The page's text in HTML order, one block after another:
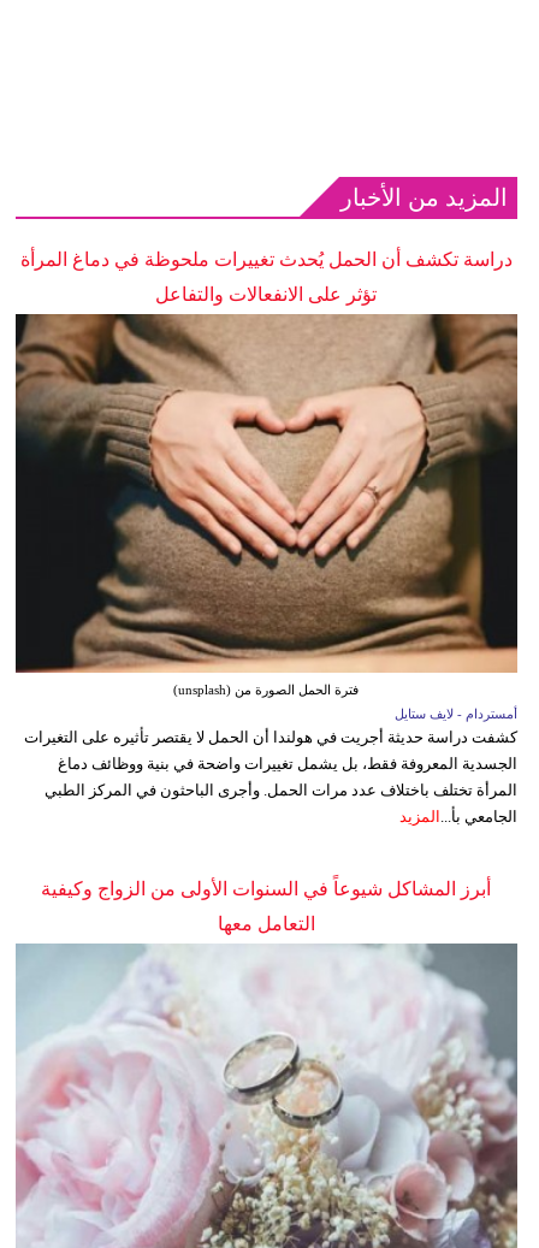
المزيد من الأخبار
دراسة تكشف أن الحمل يُحدث تغييرات ملحوظة في دماغ المرأة
تؤثر على الانفعالات والتفاعل
فترة الحمل الصورة من (unsplash)
أمستردام - لايف ستايل
كشفت دراسة حديثة أجريت في هولندا أن الحمل لا يقتصر تأثيره على التغيرات
الجسدية المعروفة فقط، بل يشمل تغييرات واضحة في بنية ووظائف دماغ
المرأة تختلف باختلاف عدد مرات الحمل. وأجرى الباحثون في المركز الطبي
الجامعي بأ... المزيد
أبرز المشاكل شيوعاً في السنوات الأولى من الزواج وكيفية
التعامل معها